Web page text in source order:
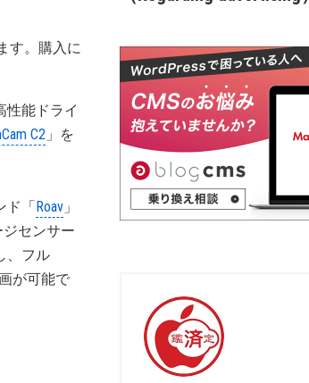
す。購入に
性能ドライ
C2 」を
ド「Roav 」
ジセンサー
、フル
が可能で